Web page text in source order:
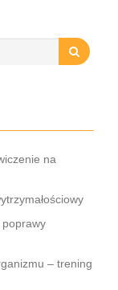
na
poprawy
– trening